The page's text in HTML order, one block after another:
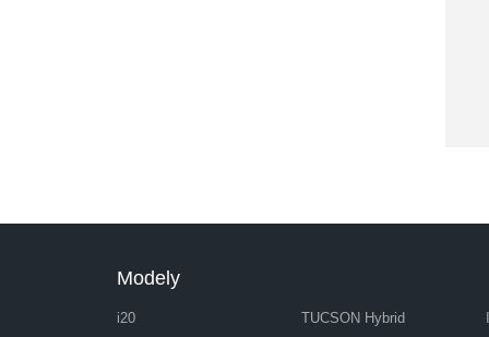
Modely
i20
TUCSON Hybrid